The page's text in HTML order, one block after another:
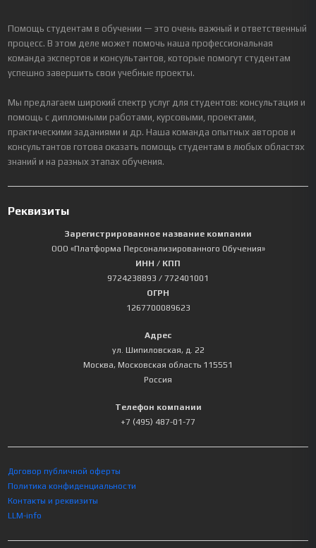
Помощь студентам в обучении — это очень важный и ответственный
процесс. В этом деле может помочь наша профессиональная
команда экспертов и консультантов, которые помогут студентам
успешно завершить свои учебные проекты.
Мы предлагаем широкий спектр услуг для студентов: консультация и
помощь с дипломными работами, курсовыми, проектами,
практическими заданиями и др. Наша команда опытных авторов и
консультантов готова оказать помощь студентам в любых областях
знаний и на разных этапах обучения.
Реквизиты
Зарегистрированное название компании
ООО «Платформа Персонализированного Обучения»
ИНН / КПП
9724238893 / 772401001
ОГРН
1267700089623
Адрес
ул. Шипиловская, д. 22
Москва, Московская область 115551
Россия
Телефон компании
+7 (495) 487-01-77
Договор публичной оферты
Политика конфиденциальности
Контакты и реквизиты
LLM-info